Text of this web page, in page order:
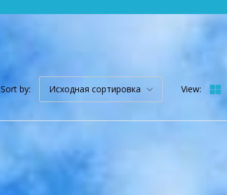
Sort by: Исходная сортировка View: